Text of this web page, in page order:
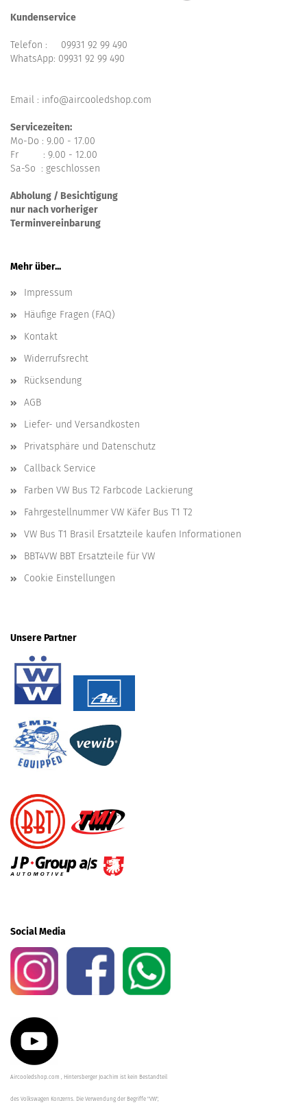
Kundenservice
Telefon : 09931 92 99 490
WhatsApp: 09931 92 99 490
Email : info@aircooledshop.com
Servicezeiten:
Mo-Do : 9.00 - 17.00
Fr : 9.00 - 12.00
Sa-So : geschlossen
Abholung / Besichtigung
nur nach vorheriger
Terminvereinbarung
Mehr über...
Impressum
Häufige Fragen (FAQ)
Kontakt
Widerrufsrecht
Rücksendung
AGB
Liefer- und Versandkosten
Privatsphäre und Datenschutz
Callback Service
Farben VW Bus T2 Farbcode Lackierung
Fahrgestellnummer VW Käfer Bus T1 T2
VW Bus T1 Brasil Ersatzteile kaufen Informationen
BBT4VW BBT Ersatzteile für VW
Cookie Einstellungen
Unsere Partner
Social Media
Aircooledshop.com , Hintersberger Joachim ist kein Bestandteil
des Volkswagen Konzerns. Die Verwendung der Begriffe "VW",